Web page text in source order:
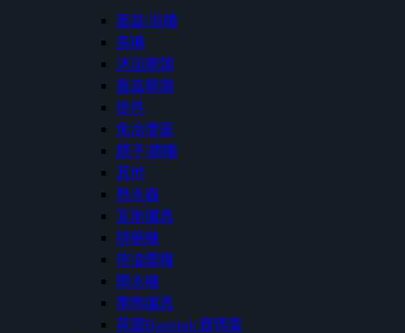
面盆/浴櫃
馬桶
沐浴龍頭
面盆龍頭
掛件
免治便座
鏡子/鏡櫃
其他
熱水器
瓦斯爐具
烘碗機
排油煙機
開水機
電陶爐具
英國Baumatic寶瑪客